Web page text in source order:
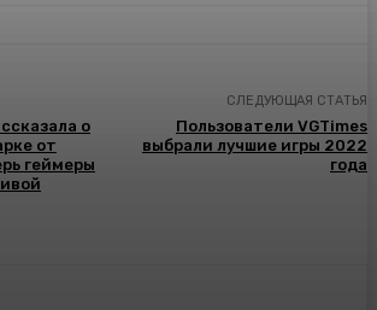
о
от
геймеры
СЛЕДУЮЩАЯ СТАТЬЯ
Пользователи VGTimes
выбрали лучшие игры 2022
года